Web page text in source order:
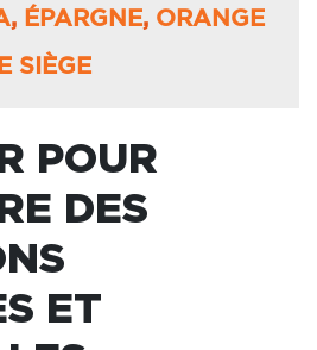
, ÉPARGNE, ORANGE
SIÈGE
POUR
DES
ET